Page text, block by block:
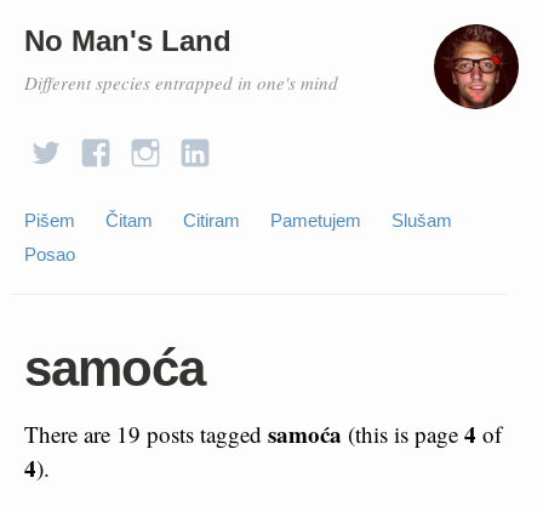
No Man's Land
Different species entrapped in one's mind
Pišem Čitam Citiram Pametujem
Slušam
Posao
samoća
There are 19 posts tagged samoća (this is page 4 of
4).